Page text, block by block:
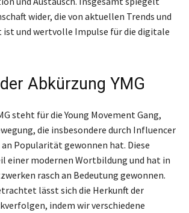
wider, die von aktuellen Trends und
ist und wertvolle Impulse für die digitale
Abkürzung YMG
steht für die Young Movement Gang,
die insbesondere durch Influencer
an Popularität gewonnen hat. Diese
einer modernen Wortbildung und hat in
rasch an Bedeutung gewonnen.
lässt sich die Herkunft der
indem wir verschiedene